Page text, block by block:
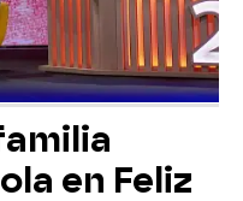
en Feliz